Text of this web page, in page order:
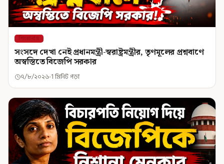
শিরোনাম
সংসদে দেখা নেই প্রধানমন্ত্রী-স্বরাষ্ট্রমন্ত্রীর, তৃণমূলের প্রশ্নবাণে
অস্বস্তিতে বিজেপি সরকার
৭/৮/২০২৬ 1 মিনিট পড়া